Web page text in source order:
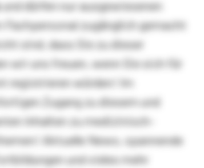
und dürfen nur ausgewiesenen
Fachpersonal zugänglich gemacht
sind, dass Sie zu dieser
wir uns freuen, wenn Sie sich für
registrieren würden! Im
Zugang zu diesem und
Inhalten zu medizinisch-
Aktuelle News, spannende
und vieles mehr